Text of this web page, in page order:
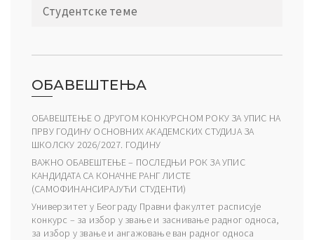
Студентске теме
ОБАВЕШТЕЊА
ОБАВЕШТЕЊЕ О ДРУГОМ КОНКУРСНОМ РОКУ ЗА УПИС НА
ПРВУ ГОДИНУ ОСНОВНИХ АКАДЕМСКИХ СТУДИЈА ЗА
ШКОЛСКУ 2026/2027. ГОДИНУ
ВАЖНО ОБАВЕШТЕЊЕ – ПОСЛЕДЊИ РОК ЗА УПИС
КАНДИДАТА СА КОНАЧНЕ РАНГ ЛИСТЕ
(САМОФИНАНСИРАЈУЋИ СТУДЕНТИ)
Универзитет у Београду Правни факултет расписује
конкурс – за избор у звање и заснивање радног односа,
за избор у звање и ангажовање ван радног односа